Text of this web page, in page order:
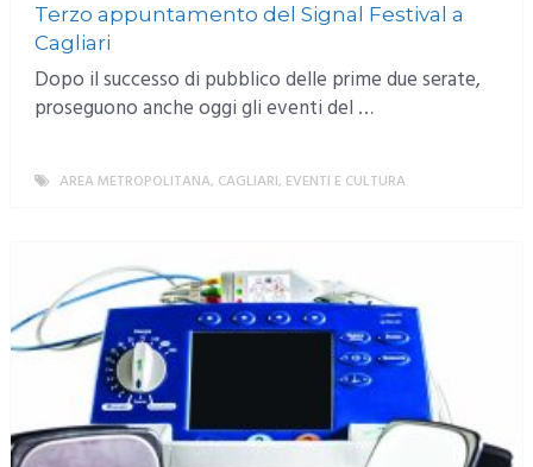
Terzo appuntamento del Signal Festival a
Cagliari
Dopo il successo di pubblico delle prime due serate,
proseguono anche oggi gli eventi del …
AREA METROPOLITANA, CAGLIARI, EVENTI E CULTURA